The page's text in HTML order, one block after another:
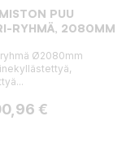
PUU
RYHMÄ, 2080MM
Ø2080mm
€